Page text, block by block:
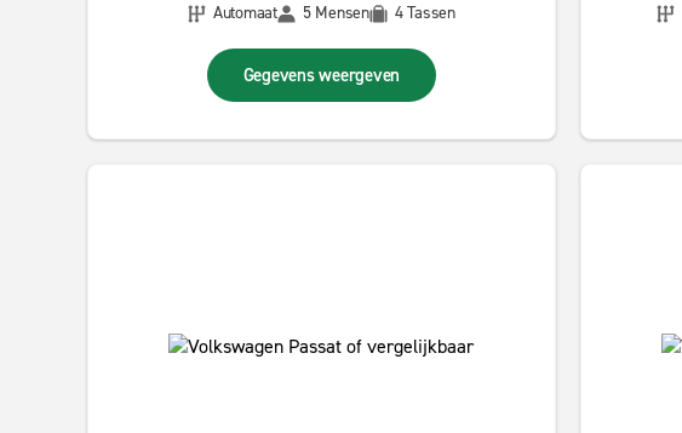
Automaat
5 Mensen 4 Tassen
Gegevens weergeven